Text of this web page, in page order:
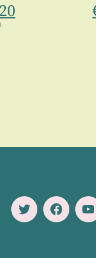
Twitter